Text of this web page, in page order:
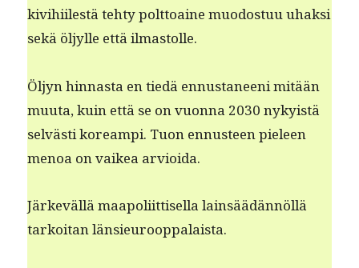
kivi­hi­ilestä tehty polt­toaine muo­dos­tuu uhak­si
sekä öljylle että ilmastolle.
Öljyn hin­nas­ta en tiedä ennus­ta­neeni mitään
muu­ta, kuin että se on vuon­na 2030 nyky­istä
selvästi kore­ampi. Tuon ennus­teen pieleen
menoa on vaikea arvioida.
Järkeväl­lä maapoli­it­tisel­la lain­säädän­nöl­lä
tarkoi­tan länsieurooppalaista.